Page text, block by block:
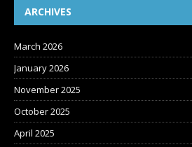
ARCHIVES
March 2026
January 2026
November 2025
October 2025
April 2025